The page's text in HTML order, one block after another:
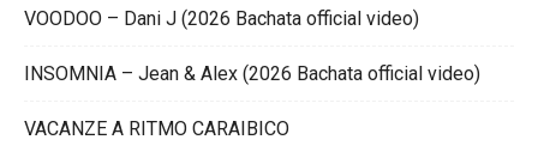
VOODOO – Dani J (2026 Bachata official video)
INSOMNIA – Jean & Alex (2026 Bachata official video)
VACANZE A RITMO CARAIBICO